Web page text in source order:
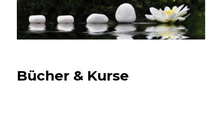
Bücher & Kurse